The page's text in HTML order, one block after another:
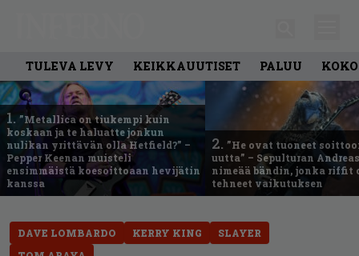
TULEVA LEVY KEIKKAUUTISET PALUU
1. ”Metallica on tiukempi kuin
koskaan ja te haluatte jonkun
nulikan yrittävän olla Hetfield?” –
Pepper Keenan muisteli
ensimmäistä koesoittoaan hevijätin
kanssa
2. ”He ovat tuoneet
uutta” – Sepulturan
nimeää bändin, jonka riffit
tehneet vaikutuksen
DAVE LOMBARDO KERRY KING
SLAYER